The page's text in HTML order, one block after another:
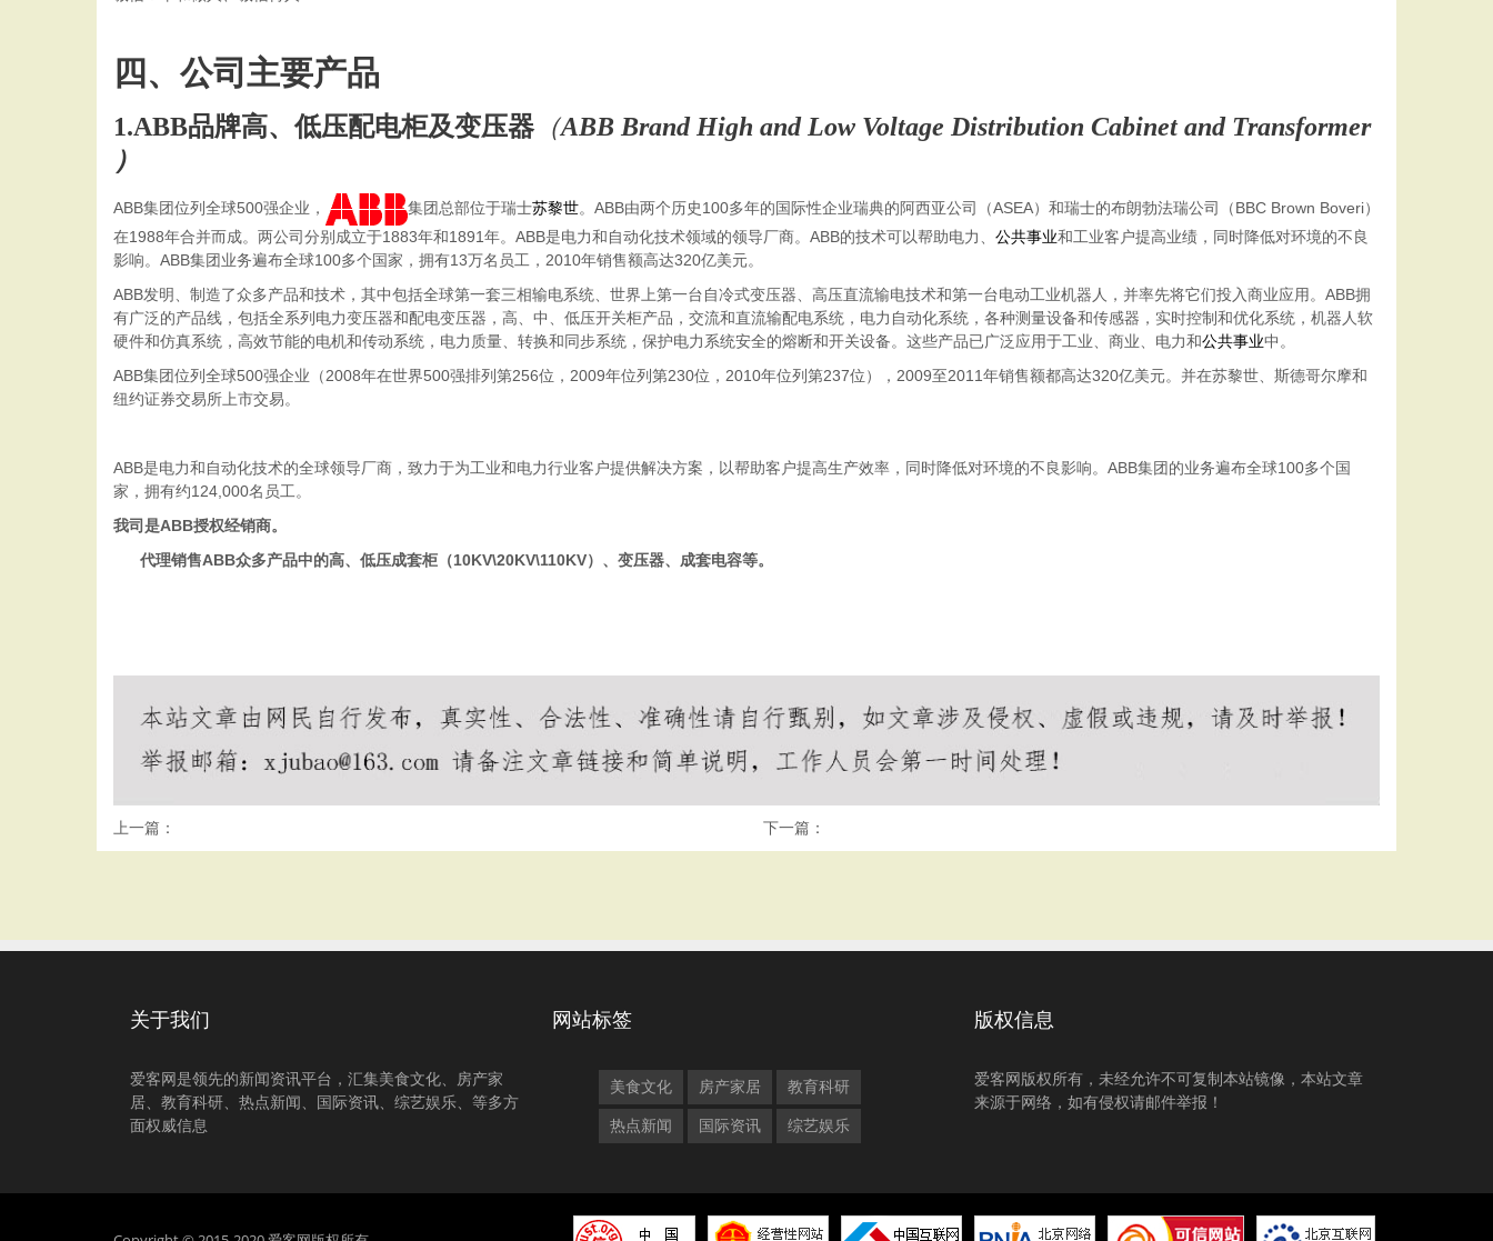
四、公司主要产品
1.ABB品牌高、低压配电柜及变压器 （ABB Brand High and Low Voltage Distribution Cabinet and Transformer
）
ABB集团位列全球500强企业， 集团总部位于瑞士苏黎世。ABB由两个历史100多年的国际性企业瑞典的阿西亚公司（ASEA）和瑞士的布朗勃法瑞公司（BBC Brown Boveri）
在1988年合并而成。两公司分别成立于1883年和1891年。ABB是电力和自动化技术领域的领导厂商。ABB的技术可以帮助电力、 公共事业和工业客户提高业绩，同时降低对环境的不良
影响。ABB集团业务遍布全球100多个国家，拥有13万名员工，2010年销售额高达320亿美元。
ABB发明、制造了众多产品和技术，其中包括全球第一套三相输电系统、世界上第一台自冷式变压器、高压直流输电技术和第一台电动工业机器人，并率先将它们投入商业应用。ABB拥
有广泛的产品线，包括全系列电力变压器和配电变压器，高、中、低压开关柜产品，交流和直流输配电系统，电力自动化系统，各种测量设备和传感器，实时控制和优化系统，机器人软
硬件和仿真系统，高效节能的电机和传动系统，电力质量、转换和同步系统，保护电力系统安全的熔断和开关设备。这些产品已广泛应用于工业、商业、电力和公共事业中。
ABB集团位列全球500强企业（2008年在世界500强排列第256位，2009年位列第230位，2010年位列第237位），2009至2011年销售额都高达320亿美元。并在苏黎世、斯德哥尔摩和
纽约证券交易所上市交易。
ABB是电力和自动化技术的全球领导厂商，致力于为工业和电力行业客户提供解决方案，以帮助客户提高生产效率，同时降低对环境的不良影响。ABB集团的业务遍布全球100多个国
家，拥有约124,000名员工。
我司是ABB授权经销商。
代理销售ABB众多产品中的高、低压成套柜（10KV\20KV\110KV）、变压器、成套电容等。
上一篇： 下一篇：
关于我们
爱客网是领先的新闻资讯平台，汇集美食文化、房产家
居、教育科研、热点新闻、国际资讯、综艺娱乐、等多方
面权威信息
网站标签
美食文化 房产家居 教育科研
热点新闻 国际资讯 综艺娱乐
版权信息
爱客网版权所有，未经允许不可复制本站镜像，本站文章
来源于网络，如有侵权请邮件举报！